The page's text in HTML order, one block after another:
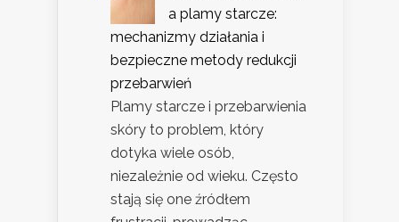
a plamy starcze:
mechanizmy działania i
bezpieczne metody redukcji
przebarwień
Plamy starcze i przebarwienia
skóry to problem, który
dotyka wiele osób,
niezależnie od wieku. Często
stają się one źródłem